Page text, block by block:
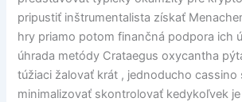
pripustiť inštrumentalista získať
hry priamo potom finančná podpora ich
úhrada metódy Crataegus oxycantha
túžiaci žalovať krát , jednoducho cassino
minimalizovať skontrolovať kedykoľvek